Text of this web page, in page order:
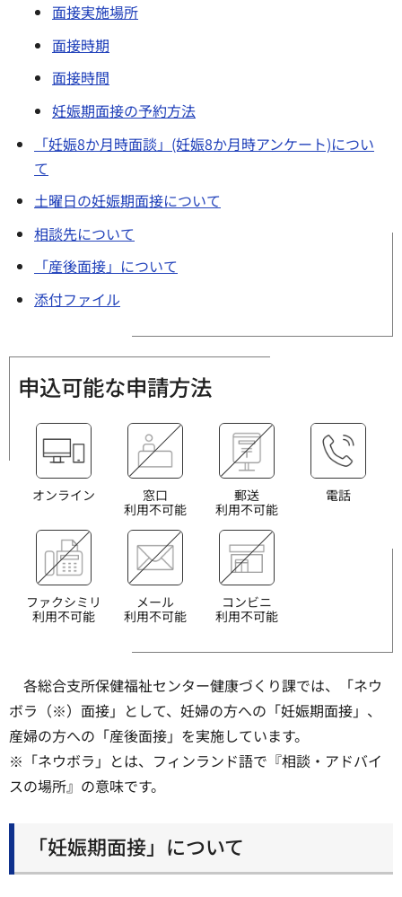
面接実施場所
面接時期
面接時間
妊娠期面接の予約方法
「妊娠8か月時面談」(妊娠8か月時アンケート)につい
て
土曜日の妊娠期面接について
相談先について
「産後面接」について
添付ファイル
申込可能な申請方法
オンライン
窓口
利用不可能
郵送
利用不可能
電話
ファクシミリ
利用不可能
メール
利用不可能
コンビニ
利用不可能
各総合支所保健福祉センター健康づくり課では、「ネウ
ボラ（※）面接」として、妊婦の方への「妊娠期面接」、
産婦の方への「産後面接」を実施しています。
※「ネウボラ」とは、フィンランド語で『相談・アドバイ
スの場所』の意味です。
「妊娠期面接」について